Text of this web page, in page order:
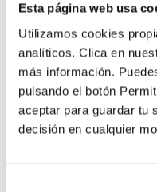
Esta página web usa
Utilizamos cookies
analíticos. Clica en
más información.
pulsando el botón
aceptar para guardar tu
decisión en cualquier
Aquí elevas tu
acceso a una
pueden ser tus